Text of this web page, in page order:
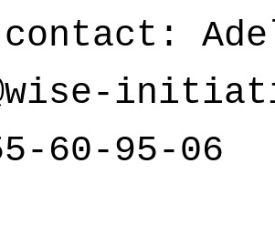
contact:
60-95-06